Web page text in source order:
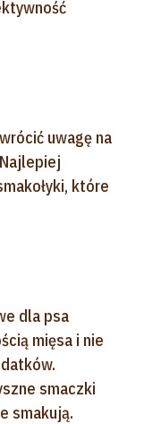
uwagę na
które
dla psa
mięsa i nie
smaczki
smakują.